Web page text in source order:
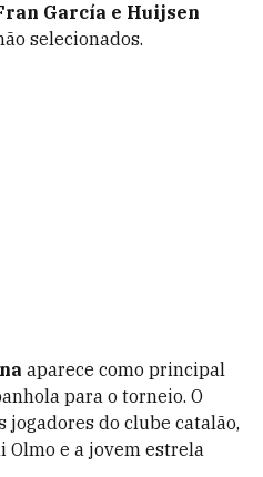
García e Huijsen
selecionados.
aparece como principal
para o torneio. O
jogadores do clube catalão,
Olmo e a jovem estrela